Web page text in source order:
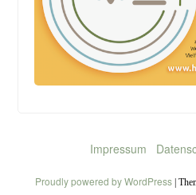
Impressum
Proudly powered by WordPress |